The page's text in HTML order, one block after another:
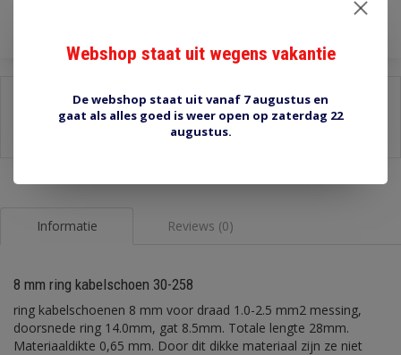
Stel een vraag over dit product
Informatie Reviews (0)
8 mm ring kabelschoen 30-258
ring kabelschoenen 8 mm voor draad 1.0-2.5 mm2 messing,
doorsnede ring 14.0mm, gat 8.5mm. Totale lengte 28mm.
Materiaaldikte 0,65 mm. Door dit dikke materiaal zijn ze niet
Webshop staat uit wegens vakantie
De webshop staat uit vanaf 7 augustus en
gaat als alles goed is weer open op zaterdag 22
augustus.